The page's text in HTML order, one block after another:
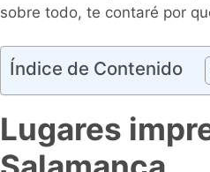
sobre todo, te contaré por
Índice de Contenido
Lugares